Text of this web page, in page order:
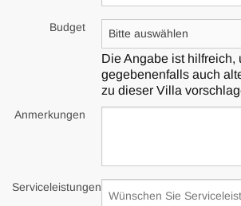
Budget
Die Angabe ist hilfreich,
gegebenenfalls auch
zu dieser Villa
Anmerkungen
Serviceleistungen